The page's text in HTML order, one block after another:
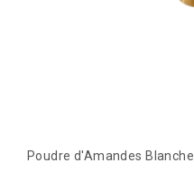
Poudre d'Amandes Blanche